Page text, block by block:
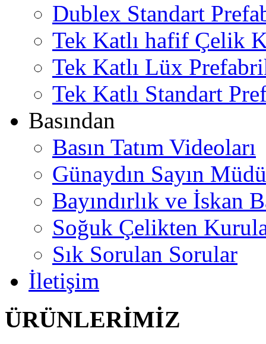
Dublex Standart
Tek Katlı hafif Çelik
Tek Katlı Lüx
Tek Katlı Standart
Basından
Basın Tatım Videoları
Günaydın Sayın
Bayındırlık ve İskan
Soğuk Çelikten
Sık Sorulan Sorular
İletişim
ÜRÜNLERİMİZ